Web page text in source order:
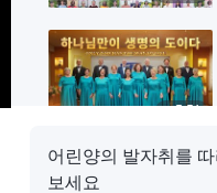
5:51
어린양의 발자취를
보세요